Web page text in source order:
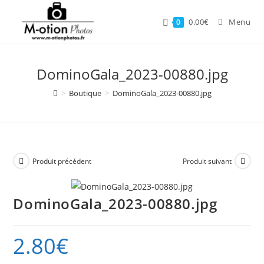
content
0 0.00€ Menu
DominoGala_2023-00880.jpg
> Boutique > DominoGala_2023-00880.jpg
Produit précédent Produit suivant
DominoGala_2023-00880.jpg
2.80€